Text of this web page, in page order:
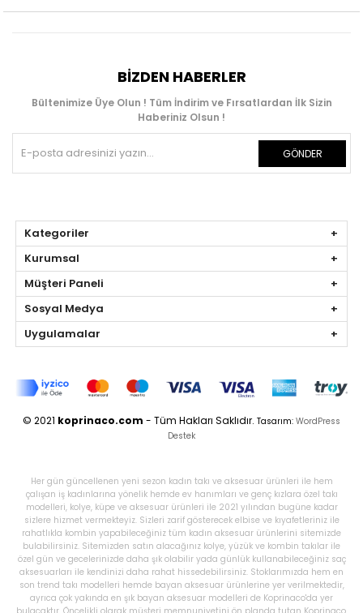
BIZDEN HABERLER
Bültenimize Üye Olun ! Tüm İndirim ve Fırsatlardan İlk Sizin
Haberiniz Olsun !
GÖNDER
Kategoriler
Kurumsal
Müşteri Paneli
Sosyal Medya
Uygulamalar
© 2021 koprinaco.com - Tüm Hakları Saklıdır. Tasarım: WordPress
Destek
Her gün güncellenen yeni sezon kadın takı ve aksesuar ürünleri ile hem
çalışan iş kadınlarına yönelik hemde ev hanımları ve genç kızlara özel takı
modelleri, kolye, küpe ve aksesuar ürünleri ile 2021 yılından bugüne kadar
sizlere hizmet vermekteyiz. Sizleri zarif gösterecek elbise ve kıyafetleriniz ile
rahatlıkla kombin yapabileceğiniz tüm kadın aksesuar ürünlerini sitemizde
bulabilirsiniz. Sitemizden satın alacağınız kolye, yüzük ve kombin takılar ile
özel gün ve gecelerinizde daha şık olabilir yada günlük kullanabileceğiniz saç
aksesuarları ile kendinizi daha rahat hissedebilirsiniz. Stoklarımızda hem en
son trend takı modelleri hemde bayan aksesuar ürünlerine yer verilmektedir,
ayrıca çok yakında en şık bayan aksesuar modelleri de Koprinaco'da yer